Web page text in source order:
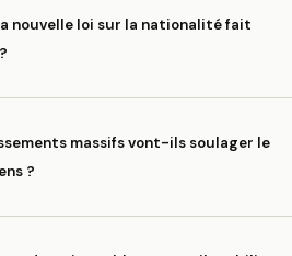
nouvelle loi sur la nationalité fait
massifs vont-ils soulager le
?